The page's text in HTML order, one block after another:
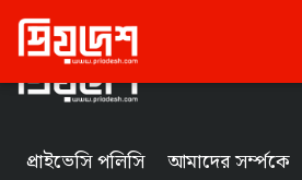
Tag
প্রাইভেসি পলিসি আমাদের সর্ম্পকে